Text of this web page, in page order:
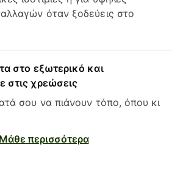
όταν ξοδεύεις στο
στο εξωτερικό και
στις χρεώσεις
σου να πιάνουν τόπο, όπου κι
Μάθε περισσότερα